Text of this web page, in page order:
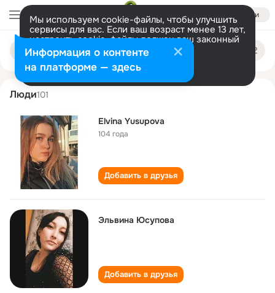
Войти
Мы используем cookie-файлы, чтобы улучшить
сервисы для вас. Если ваш возраст менее 13 лет,
настроить cookie-файлы должен ваш законный
представитель. Больше информации
Разрешить все Настроить
Поиск
людям
elvina yusupova
Люди101
Elvina Yusupova
104 года
Добавить в друзья
Эльвина Юсупова
Добавить в друзья
Информация о контенте
на платформе — здесь